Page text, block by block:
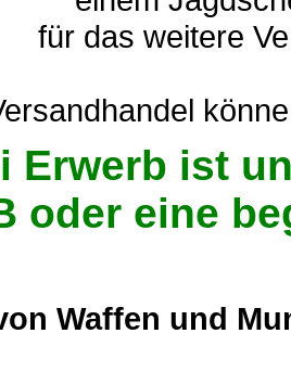
für das weitere
Erwerb ist
oder eine
Waffen und